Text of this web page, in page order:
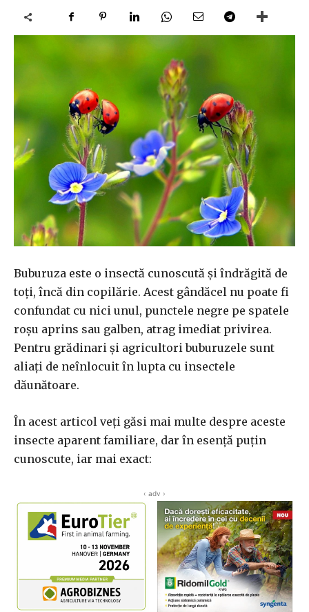
Buburuza este o insectă cunoscută și îndrăgită de
toți, încă din copilărie. Acest gândăcel nu poate fi
confundat cu nici unul, punctele negre pe spatele
roșu aprins sau galben, atrag imediat privirea.
Pentru grădinari și agricultori buburuzele sunt
aliați de neînlocuit în lupta cu insectele
dăunătoare.
În acest articol veți găsi mai multe despre aceste
insecte aparent familiare, dar în esență puțin
cunoscute, iar mai exact:
‹ adv ›